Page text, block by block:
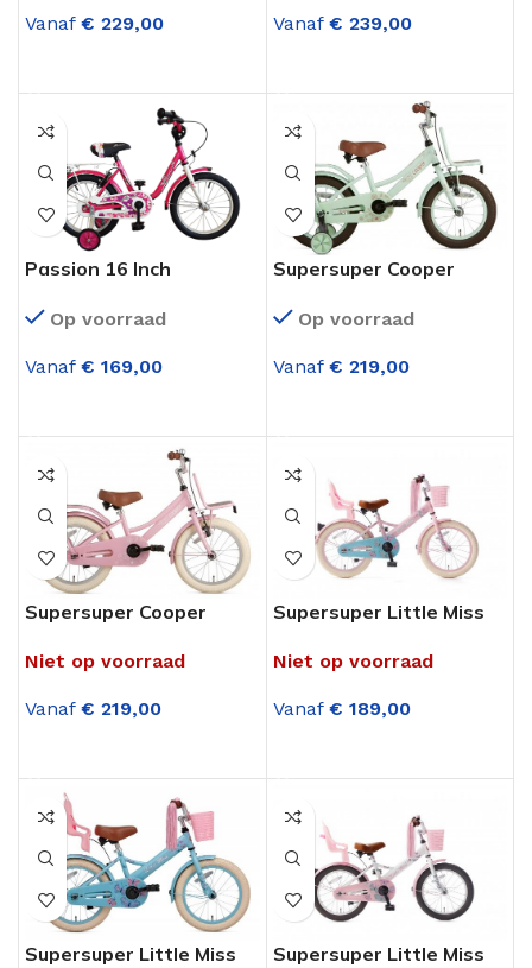
Vanaf € 229,00 Vanaf € 239,00
Passion 16 Inch
Op voorraad
Vanaf € 169,00
Supersuper Cooper
Pistache Groen
Op voorraad
Vanaf € 219,00
Supersuper Cooper
Meisjesfiets
Niet op voorraad
Vanaf € 219,00
Supersuper Little Miss
Niet op voorraad
Vanaf € 189,00
Supersuper Little Miss
Supersuper Little Miss